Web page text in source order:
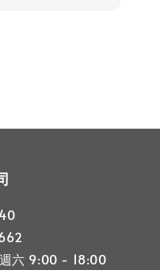
六 9:00 - 18:00